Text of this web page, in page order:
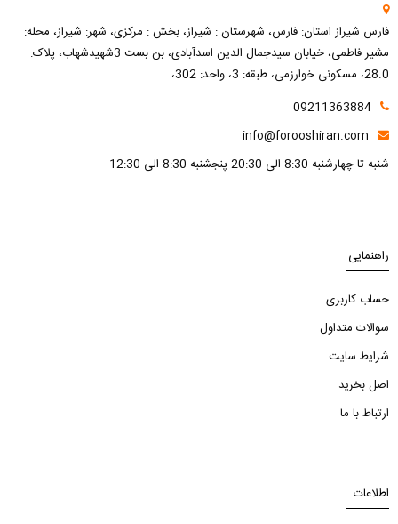
فارس شیراز استان: فارس، شهرستان : شیراز، بخش : مرکزی، شهر: شیراز، محله:
مشیر فاطمی، خیابان سیدجمال الدین اسدآبادی، بن بست 3شهیدشهاب، پلاک:
28.0، مسکونی خوارزمی، طبقه: 3، واحد: 302،
09211363884
info@forooshiran.com
شنبه تا چهارشنبه 8:30 الی 20:30 پنجشنبه 8:30 الی 12:30
راهنمایی
حساب کاربری
سوالات متداول
شرایط سایت
اصل بخرید
ارتباط با ما
اطلاعات